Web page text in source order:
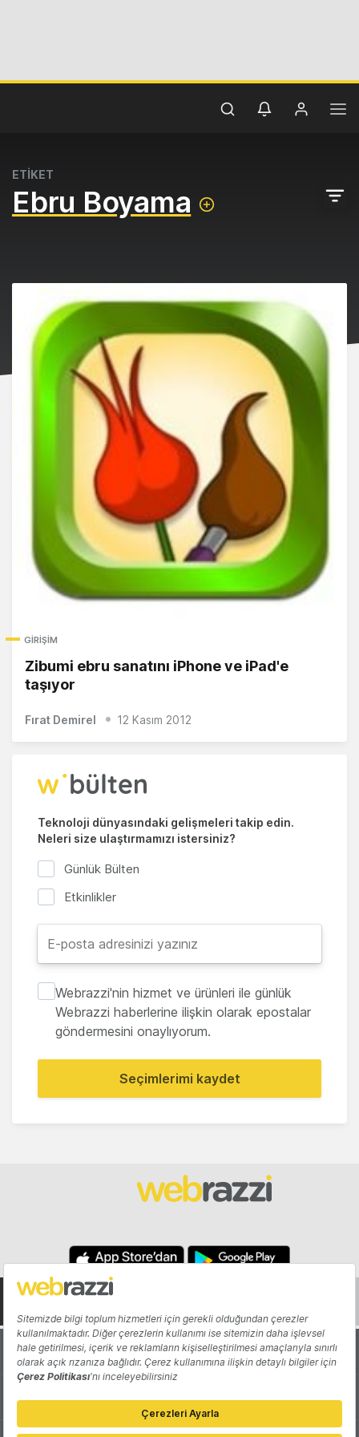
ETİKET
Ebru Boyama
GIRIŞIM
Zibumi ebru sanatını iPhone ve iPad'e
taşıyor
Fırat Demirel 12 Kasım 2012
Teknoloji dünyasındaki gelişmeleri takip edin.
Neleri size ulaştırmamızı istersiniz?
Günlük Bülten
Etkinlikler
Webrazzi'nin hizmet ve ürünleri ile günlük
Webrazzi haberlerine ilişkin olarak epostalar
göndermesini onaylıyorum.
Seçimlerimi kaydet
Hakkında Yazarlar
Katkıda Bulun Reklam